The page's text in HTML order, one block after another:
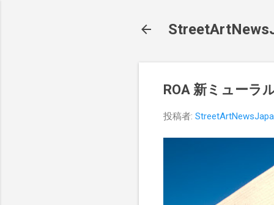
ROA 新ミューラ
投稿者: